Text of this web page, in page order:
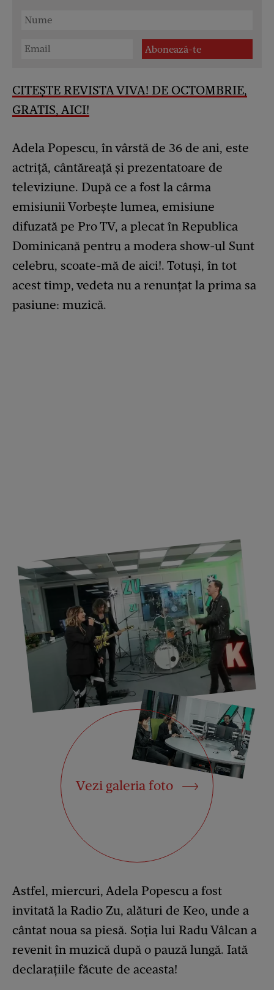
CITEȘTE REVISTA VIVA! DE OCTOMBRIE,
GRATIS, AICI!
Adela Popescu, în vârstă de 36 de ani, este
actriță, cântăreață și prezentatoare de
televiziune. După ce a fost la cârma
emisiunii Vorbește lumea, emisiune
difuzată pe Pro TV, a plecat în Republica
Dominicană pentru a modera show-ul Sunt
celebru, scoate-mă de aici!. Totuși, în tot
acest timp, vedeta nu a renunțat la prima sa
pasiune: muzică.
Vezi galeria foto
Astfel, miercuri, Adela Popescu a fost
invitată la Radio Zu, alături de Keo, unde a
cântat noua sa piesă. Soția lui Radu Vâlcan a
revenit în muzică după o pauză lungă. Iată
declarațiile făcute de aceasta!